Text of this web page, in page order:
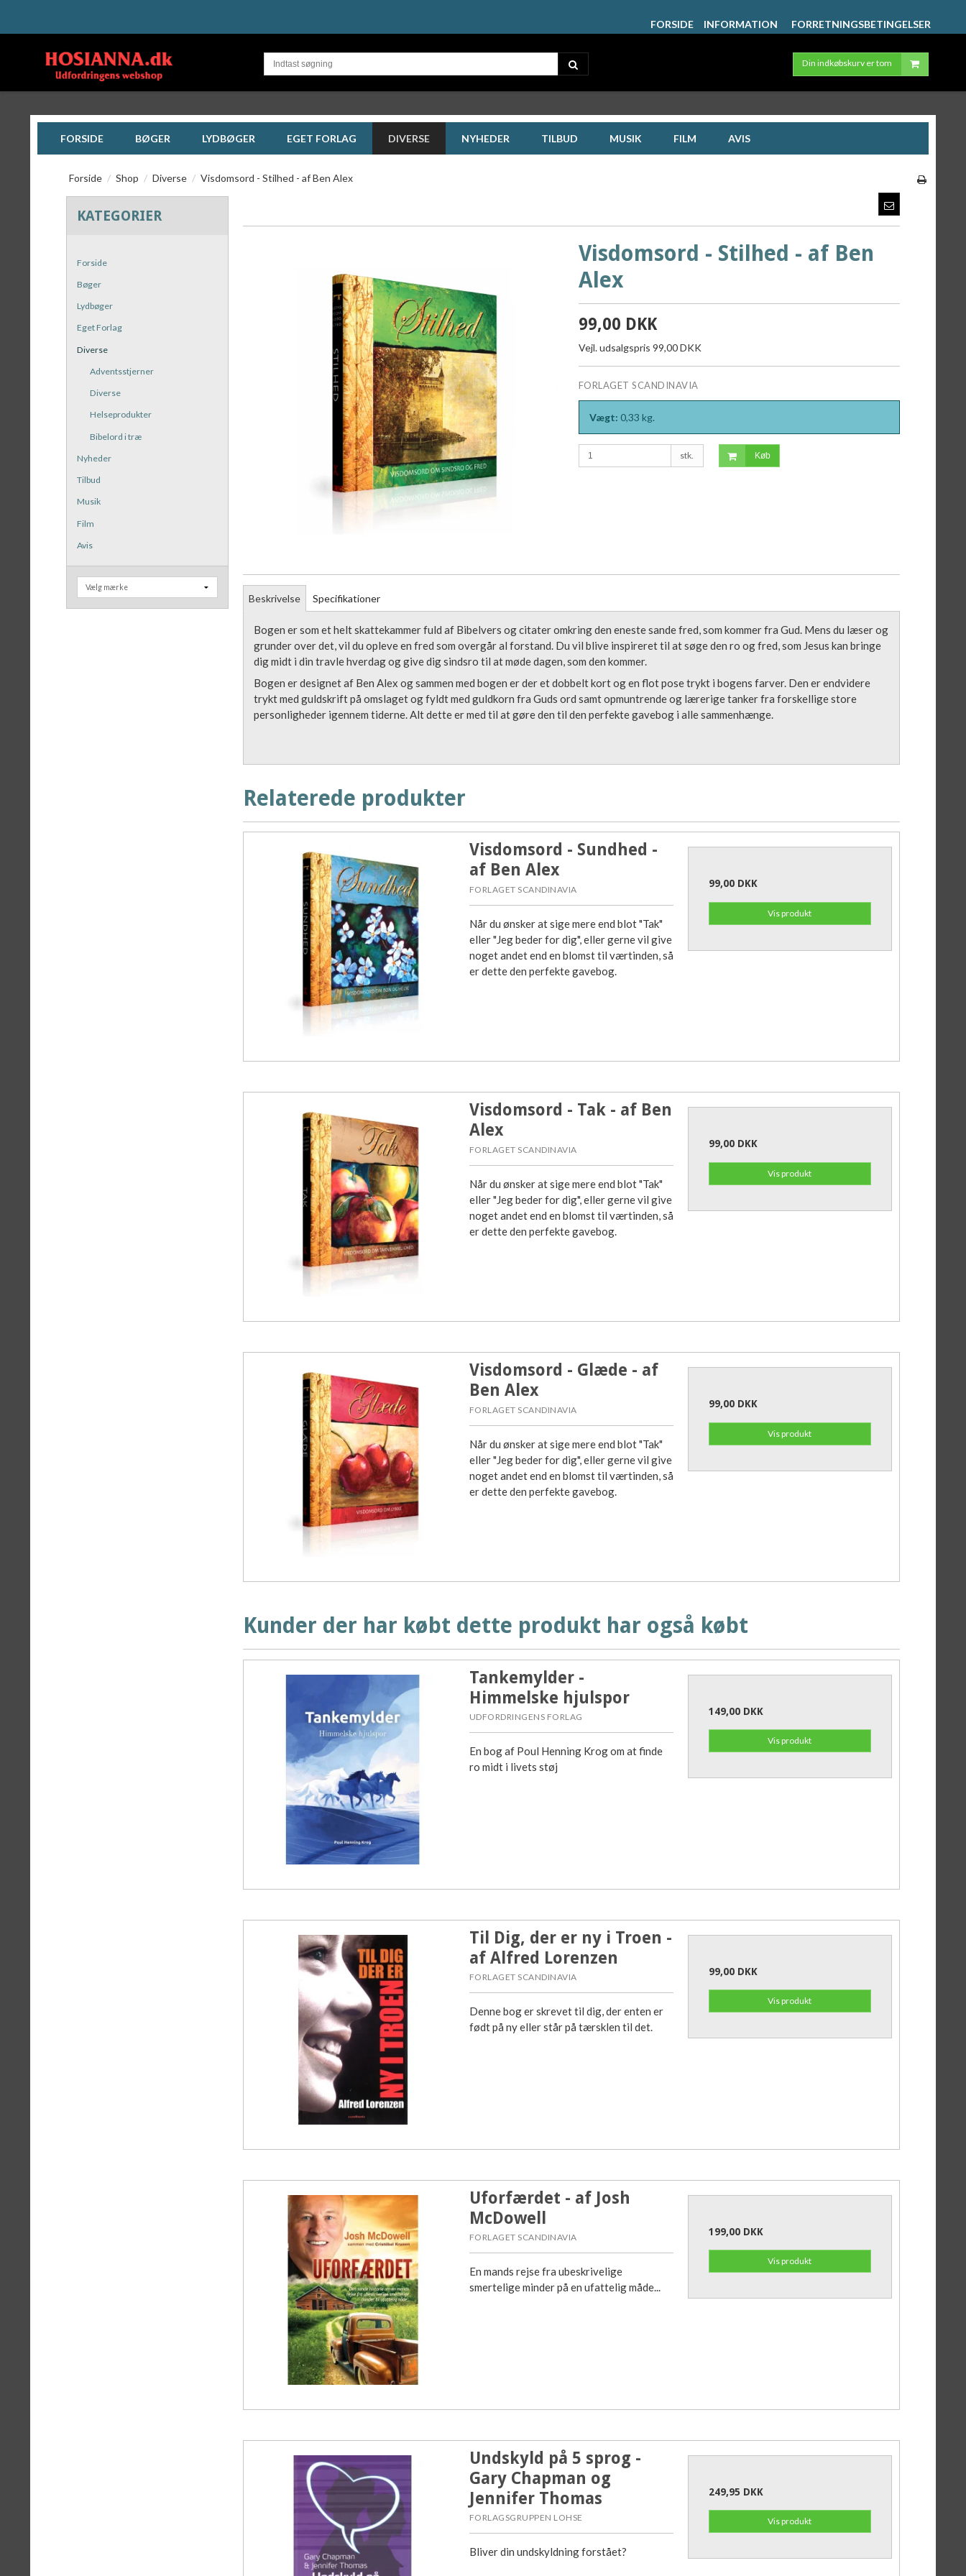
FORSIDE INFORMATION FORRETNINGSBETINGELSER
Din indkøbskurv er tom
FORSIDE BØGER LYDBØGER EGET FORLAG DIVERSE NYHEDER TILBUD MUSIK FILM AVIS
Forside / Shop / Diverse / Visdomsord - Stilhed - af Ben Alex
KATEGORIER
Forside
Bøger
Lydbøger
Eget Forlag
Diverse
Adventsstjerner
Diverse
Helseprodukter
Bibelord i træ
Nyheder
Tilbud
Musik
Film
Avis
Visdomsord - Stilhed - af Ben
Alex
99,00 DKK
Vejl. udsalgspris 99,00 DKK
FORLAGET SCANDINAVIA
Vægt: 0,33 kg.
stk. Køb
Beskrivelse Specifikationer
Bogen er som et helt skattekammer fuld af Bibelvers og citater omkring den eneste sande fred, som kommer fra Gud. Mens du læser og
grunder over det, vil du opleve en fred som overgår al forstand. Du vil blive inspireret til at søge den ro og fred, som Jesus kan bringe
dig midt i din travle hverdag og give dig sindsro til at møde dagen, som den kommer.
Bogen er designet af Ben Alex og sammen med bogen er der et dobbelt kort og en flot pose trykt i bogens farver. Den er endvidere
trykt med guldskrift på omslaget og fyldt med guldkorn fra Guds ord samt opmuntrende og lærerige tanker fra forskellige store
personligheder igennem tiderne. Alt dette er med til at gøre den til den perfekte gavebog i alle sammenhænge.
Relaterede produkter
Visdomsord - Sundhed -
af Ben Alex
FORLAGET SCANDINAVIA
Når du ønsker at sige mere end blot "Tak"
eller "Jeg beder for dig", eller gerne vil give
noget andet end en blomst til værtinden, så
er dette den perfekte gavebog.
99,00 DKK
Vis produkt
Visdomsord - Tak - af Ben
Alex
FORLAGET SCANDINAVIA
Når du ønsker at sige mere end blot "Tak"
eller "Jeg beder for dig", eller gerne vil give
noget andet end en blomst til værtinden, så
er dette den perfekte gavebog.
99,00 DKK
Vis produkt
Visdomsord - Glæde - af
Ben Alex
FORLAGET SCANDINAVIA
Når du ønsker at sige mere end blot "Tak"
eller "Jeg beder for dig", eller gerne vil give
noget andet end en blomst til værtinden, så
er dette den perfekte gavebog.
99,00 DKK
Vis produkt
Kunder der har købt dette produkt har også købt
Tankemylder -
Himmelske hjulspor
UDFORDRINGENS FORLAG
En bog af Poul Henning Krog om at finde
ro midt i livets støj
149,00 DKK
Vis produkt
Til Dig, der er ny i Troen -
af Alfred Lorenzen
FORLAGET SCANDINAVIA
Denne bog er skrevet til dig, der enten er
født på ny eller står på tærsklen til det.
99,00 DKK
Vis produkt
Uforfærdet - af Josh
McDowell
FORLAGET SCANDINAVIA
En mands rejse fra ubeskrivelige
smertelige minder på en ufattelig måde...
199,00 DKK
Vis produkt
Undskyld på 5 sprog -
Gary Chapman og
Jennifer Thomas
FORLAGSGRUPPEN LOHSE
Bliver din undskyldning forstået?
249,95 DKK
Vis produkt